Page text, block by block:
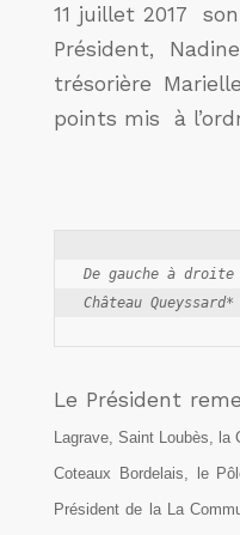
11 juillet 2017
Président,
trésorière
points mis à
De gauche à
Le Président
Lagrave, Saint Loubès, la
Coteaux Bordelais, le
Président de la La